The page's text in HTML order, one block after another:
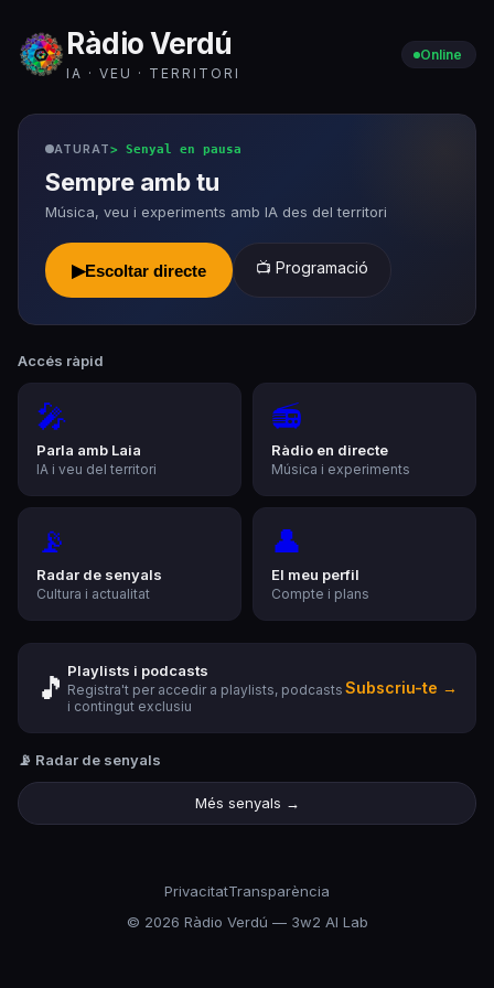
Ràdio Verdú
IA · VEU · TERRITORI
Online
ATURAT> Senyal en pausa
Sempre amb tu
Música, veu i experiments amb IA des del territori
▶Escoltar directe 📺 Programació
Accés ràpid
🎤
Parla amb Laia
IA i veu del territori
📻
Ràdio en directe
Música i experiments
📡
Radar de senyals
Cultura i actualitat
👤
El meu perfil
Compte i plans
🎵 Playlists i podcasts
Registra't per accedir a playlists, podcasts
i contingut exclusiu
Subscriu-te →
📡 Radar de senyals
Més senyals →
PrivacitatTransparència
© 2026 Ràdio Verdú — 3w2 AI Lab